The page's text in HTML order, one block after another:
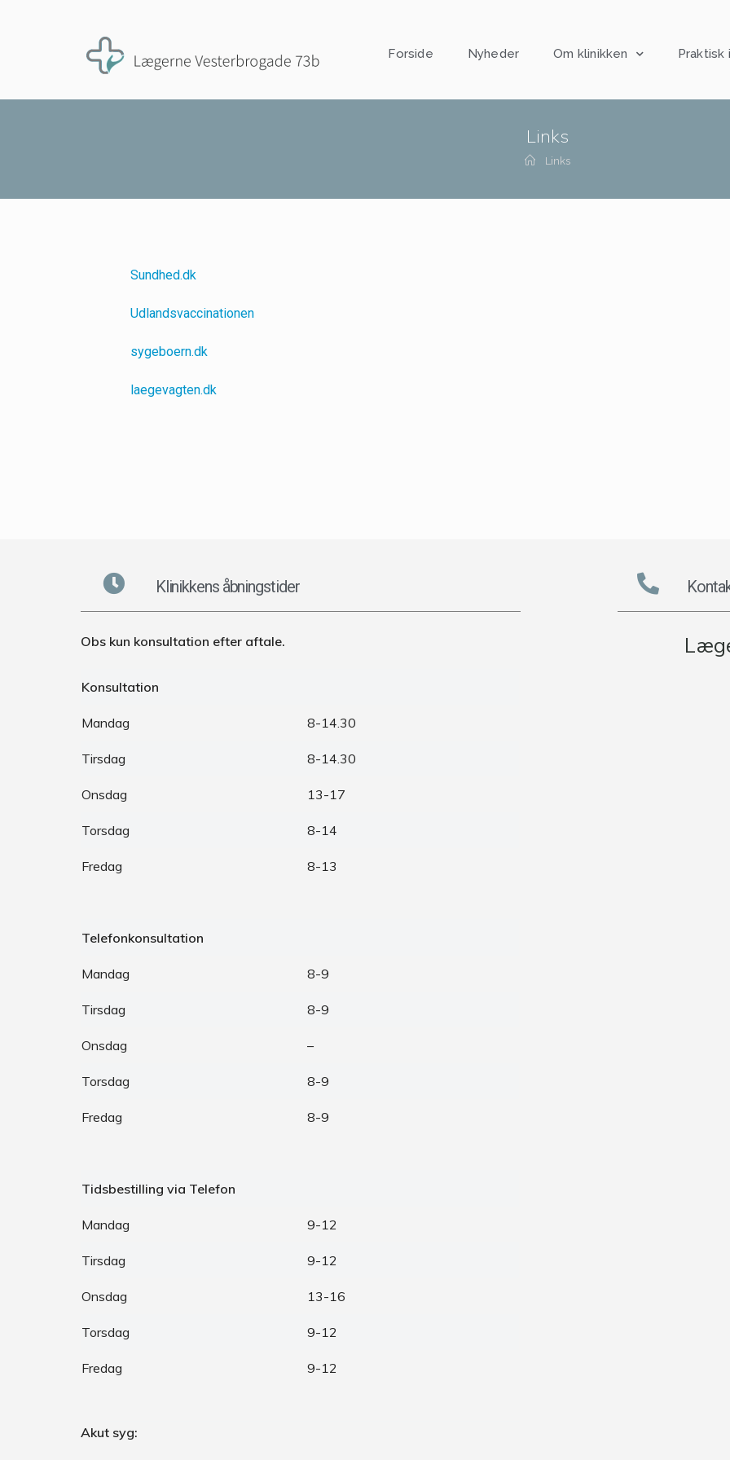
Forside Nyheder Om klinikken Praktisk
Links
Links
Sundhed.dk
Udlandsvaccinationen
sygeboern.dk
laegevagten.dk
Klinikkens åbningstider
Obs kun konsultation efter aftale.
Konsultation
Mandag 8-14.30
Tirsdag 8-14.30
Onsdag 13-17
Torsdag 8-14
Fredag 8-13
Telefonkonsultation
Mandag 8-9
Tirsdag 8-9
Onsdag –
Torsdag 8-9
Fredag 8-9
Tidsbestilling via Telefon
Mandag 9-12
Tirsdag 9-12
Onsdag 13-16
Torsdag 9-12
Fredag 9-12
Akut syg: